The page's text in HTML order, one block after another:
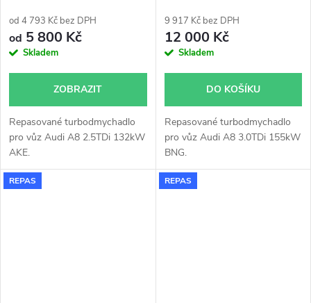
od 4 793 Kč bez DPH
od 5 800 Kč
Skladem
ZOBRAZIT
Repasované turbodmychadlo
pro vůz Audi A8 2.5TDi 132kW
AKE.
53049700043
9 917 Kč bez DPH
12 000 Kč
Skladem
DO KOŠÍKU
Repasované turbodmychadlo
pro vůz Audi A8 3.0TDi 155kW
BNG.
REPAS REPAS